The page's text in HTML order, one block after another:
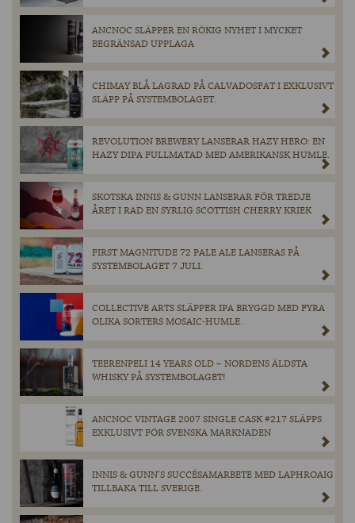
ANCNOC SLÄPPER EN RÖKIG NYHET I MYCKET
BEGRÄNSAD UPPLAGA
CHIMAY BLÅ LAGRAD PÅ CALVADOSFAT I EXKLUSIVT
SLÄPP PÅ SYSTEMBOLAGET.
REVOLUTION BREWERY LANSERAR HAZY HERO: EN
HAZY DIPA FULLMATAD MED AMERIKANSK HUMLE.
SKOTSKA INNIS & GUNN LANSERAR FÖR TREDJE
ÅRET I RAD EN SYRLIG SCOTTISH CHERRY KRIEK
FIRST MAGNITUDE 72 PALE ALE LANSERAS PÅ
SYSTEMBOLAGET 7 JULI.
COLLECTIVE ARTS SLÄPPER IPA BRYGGD MED FYRA
OLIKA SORTERS MOSAIC-HUMLE.
TEERENPELI 14 YEARS OLD – NORDENS ÄLDSTA
WHISKY PÅ SYSTEMBOLAGET!
ANCNOC VINTAGE 2007 SINGLE CASK #217 SLÄPPS
EXKLUSIVT FÖR SVENSKA MARKNADEN
INNIS & GUNN’S SUCCÉSAMARBETE MED LAPHROAIG
TILLBAKA TILL SVERIGE.